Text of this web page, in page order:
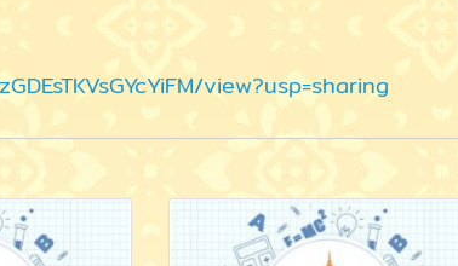
view?usp=sharing